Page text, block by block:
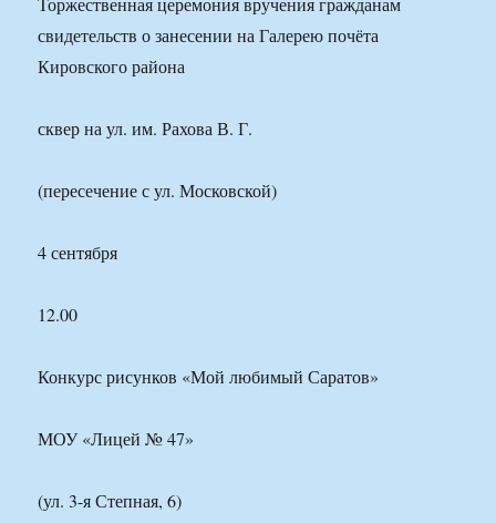
свидетельств о занесении на Галерею почёта
Кировского района
сквер на ул. им. Рахова В. Г.
(пересечение с ул. Московской)
4 сентября
12.00
Конкурс рисунков «Мой любимый Саратов»
МОУ «Лицей № 47»
(ул. 3-я Степная, 6)